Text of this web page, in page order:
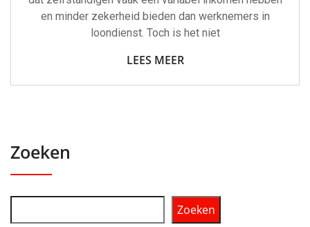
en minder zekerheid bieden dan werknemers in
loondienst. Toch is het niet
LEES MEER
Zoeken
Zoeken